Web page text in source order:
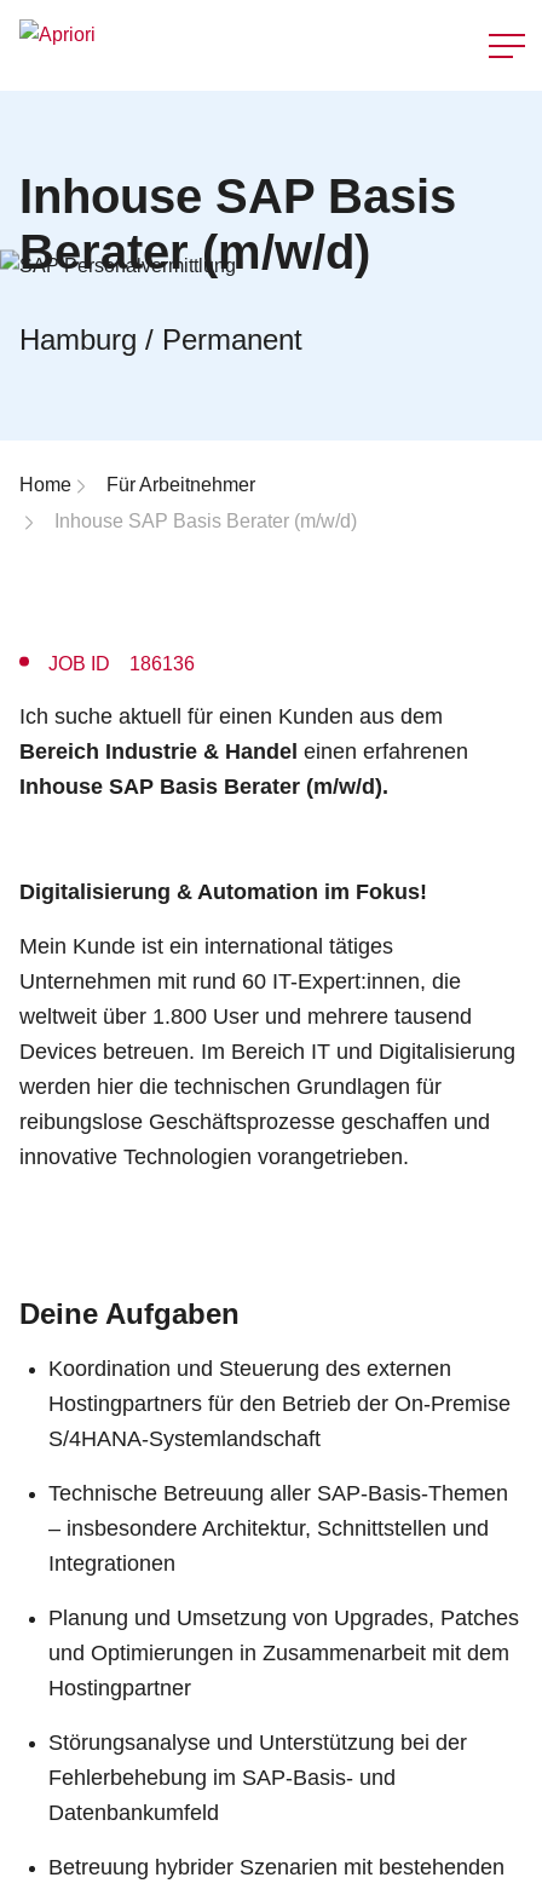
Inhouse SAP Basis
Berater (m/w/d)
Hamburg / Permanent
Breadcrumb-Navigation
Home
Für Arbeitnehmer
Inhouse SAP Basis Berater (m/w/d)
JOB ID 186136
Ich suche aktuell für einen Kunden aus dem
Bereich Industrie & Handel einen erfahrenen
Inhouse SAP Basis Berater (m/w/d).
Digitalisierung & Automation im Fokus!
Mein Kunde ist ein international tätiges
Unternehmen mit rund 60 IT-Expert:innen, die
weltweit über 1.800 User und mehrere tausend
Devices betreuen. Im Bereich IT und Digitalisierung
werden hier die technischen Grundlagen für
reibungslose Geschäftsprozesse geschaffen und
innovative Technologien vorangetrieben.
Deine Aufgaben
Koordination und Steuerung des externen
Hostingpartners für den Betrieb der On-Premise
S/4HANA-Systemlandschaft
Technische Betreuung aller SAP-Basis-Themen
– insbesondere Architektur, Schnittstellen und
Integrationen
Planung und Umsetzung von Upgrades, Patches
und Optimierungen in Zusammenarbeit mit dem
Hostingpartner
Störungsanalyse und Unterstützung bei der
Fehlerbehebung im SAP-Basis- und
Datenbankumfeld
Betreuung hybrider Szenarien mit bestehenden